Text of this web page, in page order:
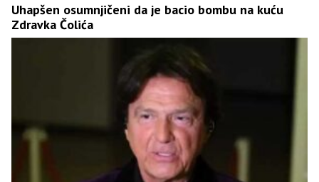
Uhapšen osumnjičeni da je bacio bombu na kuću
Zdravka Čolića